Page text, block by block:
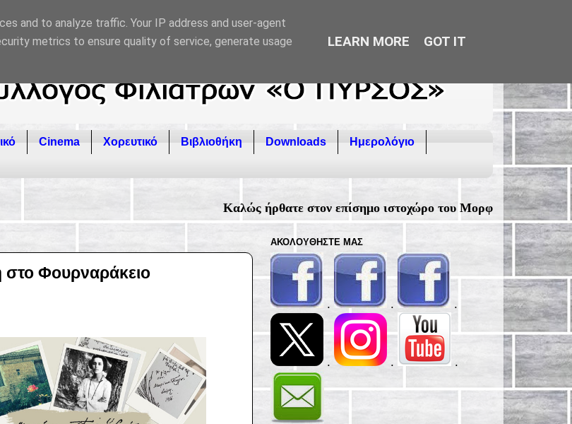
Cinema Χορευτικό Βιβλιοθήκη Downloads
Ημερολόγιο
Καλώς ήρθατε στον επίσημο ιστοχώρο του Μορφωτικού Συλλόγου Φιλιατρών "Ο
Φουρναράκειο
ΑΚΟΛΟΥΘΉΣΤΕ ΜΑΣ
. . .
. . .
and to analyze traffic. Your IP address and user-agent
metrics to ensure quality of service, generate usage
LEARN MORE GOT IT